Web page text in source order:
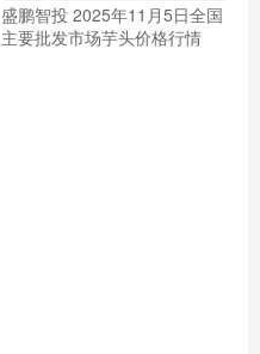
盛鹏智投 2025年11月5日全国
主要批发市场芋头价格行情